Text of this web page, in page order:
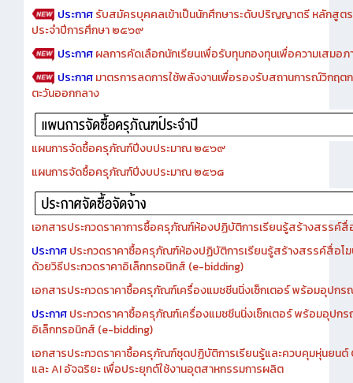
ประกาศรับสมัครบุคคลเข้าเป็นนักศึกษาระดับปริญญาตรี หลักสูต
ประจำปีการศึกษา ๒๕๖๙
ประกาศผลการคัดเลือกนักเรียนเพื่อรับทุนกองทุนเพื่อความเสมอ
ประกาศมาตรการลดการใช้พลังงานเพื่อรองรับสถานการณ์วิกฤ
ตะวันออกกลาง
แผนการจัดซื้อครุภัณฑ์ปีงบประมาณ ๒๕๖๙
แผนการจัดซื้อครุภัณฑ์ปีงบประมาณ ๒๕๖๘
เอกสารประกวดราคาการซื้อครุภัณฑ์ห้องปฏิบัติการเรียนรู้สร้างสรรค์
ประกาศประกวดราคาซื้อครุภัณฑ์ห้องปฏิบัติการเรียนรู้สร้างสรรค์สื่อโ
ด้วยวิธีประกวดราคาอิเล็กทรอนิกส์ (e-bidding)
เอกสารประกวดราคาซื้อครุภัณฑ์เครื่องแมชชีนนิ่งเซ็กเตอร์ พร้อมอุปก
ประกาศประกวดราคาซื้อครุภัณฑ์เครื่องแมชชีนนิ่งเซ็กเตอร์ พร้อมอุปก
อิเล็กทรอนิกส์ (e-bidding)
เอกสารประกวดราคาซื้อครุภัณฑ์ชุดปฏิบัติการเรียนรู้และควบคุมหุ่นยน
และ AI อัจฉริยะ เพื่อประยุกต์ใช้งานอุตสาหกรรมการผลิต